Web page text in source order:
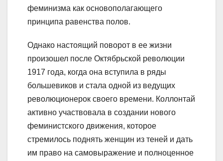
феминизма как основополагающего
принципа равенства полов.
Однако настоящий поворот в ее жизни
произошел после Октябрьской революции
1917 года, когда она вступила в ряды
большевиков и стала одной из ведущих
революционерок своего времени. Коллонтай
активно участвовала в создании нового
феминистского движения, которое
стремилось поднять женщин из теней и дать
им право на самовыражение и полноценное